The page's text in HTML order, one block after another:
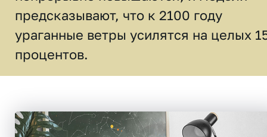
предсказывают, что к 2100 году
ураганные ветры усилятся на целых
процентов.